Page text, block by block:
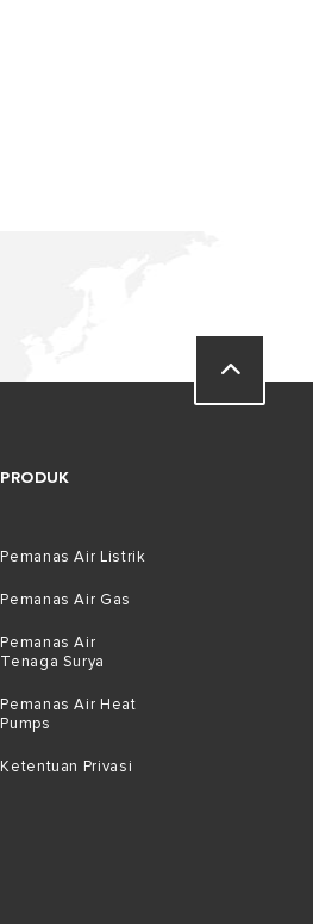
PRODUK
Pemanas Air Listrik
Pemanas Air Gas
Pemanas Air
Tenaga Surya
Pemanas Air Heat
Pumps
Ketentuan Privasi